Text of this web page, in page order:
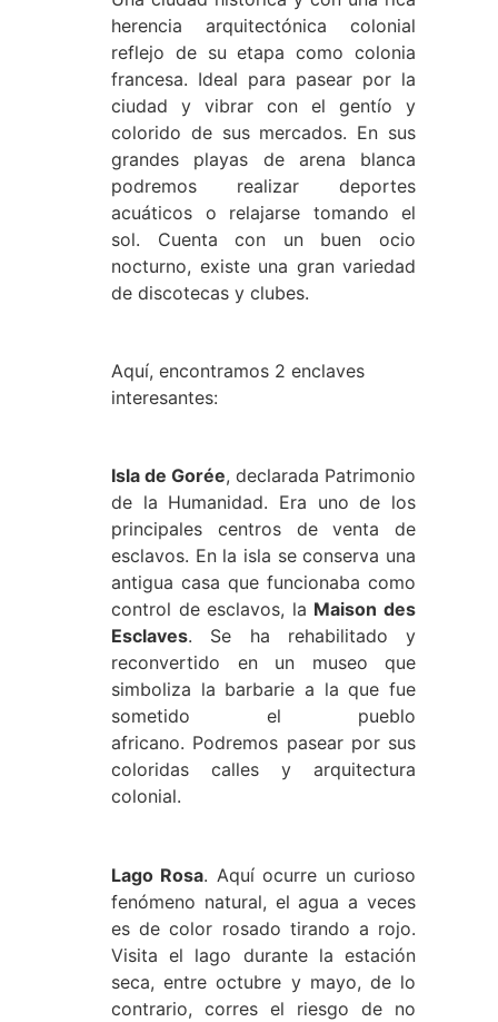
herencia arquitectónica colonial
reflejo de su etapa como colonia
francesa. Ideal para pasear por la
ciudad y vibrar con el gentío y
colorido de sus mercados. En sus
grandes playas de arena blanca
podremos realizar deportes
acuáticos o relajarse tomando el
sol. Cuenta con un buen ocio
nocturno, existe una gran variedad
de discotecas y clubes.
Aquí, encontramos 2 enclaves
interesantes:
Isla de Gorée, declarada Patrimonio
de la Humanidad. Era uno de los
principales centros de venta de
esclavos. En la isla se conserva una
antigua casa que funcionaba como
control de esclavos, la Maison des
Esclaves. Se ha rehabilitado y
reconvertido en un museo que
simboliza la barbarie a la que fue
sometido el pueblo
africano. Podremos pasear por sus
coloridas calles y arquitectura
colonial.
Lago Rosa. Aquí ocurre un curioso
fenómeno natural, el agua a veces
es de color rosado tirando a rojo.
Visita el lago durante la estación
seca, entre octubre y mayo, de lo
contrario, corres el riesgo de no